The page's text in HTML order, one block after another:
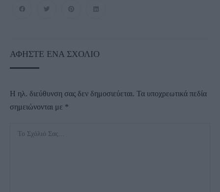
ΑΦΉΣΤΕ ΈΝΑ ΣΧΌΛΙΟ
Η ηλ. διεύθυνση σας δεν δημοσιεύεται. Τα υποχρεωτικά πεδία
σημειώνονται με *